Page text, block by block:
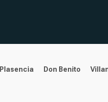
Plasencia Don Benito